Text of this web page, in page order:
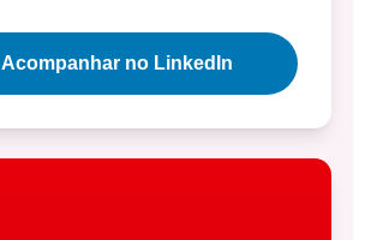
Acompanhar no LinkedIn